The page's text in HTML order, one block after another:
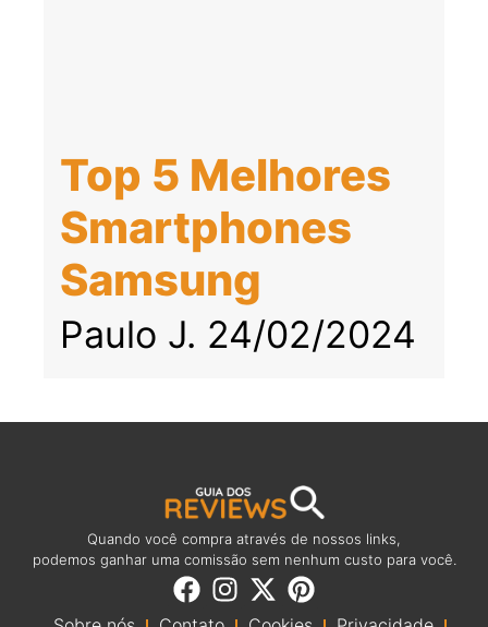
Top 5 Melhores
Smartphones
Samsung
Paulo J. 24/02/2024
Quando você compra através de nossos links,
podemos ganhar uma comissão sem nenhum custo para você.